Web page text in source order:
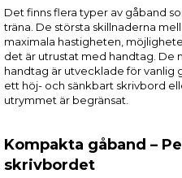
Det finns flera typer av gåband
träna. De största skillnaderna
maximala hastigheten,
det är utrustat med handtag. De
handtag är utvecklade för vanlig
ett höj- och sänkbart skrivbord
utrymmet är begränsat.
Kompakta gåband –
skrivbordet